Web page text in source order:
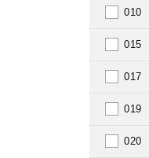
010
015
017
019
020